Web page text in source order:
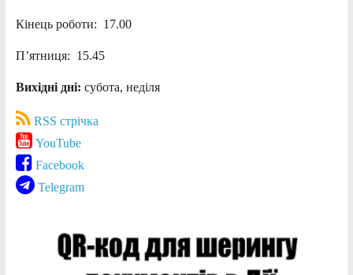
Кінець роботи: 17.00
П’ятниця: 15.45
Вихідні дні: субота, неділя
RSS стрічка
YouTube
Facebook
Telegram